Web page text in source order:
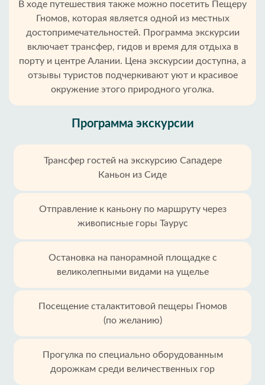
В ходе путешествия также можно посетить Пещеру
Гномов, которая является одной из местных
достопримечательностей. Программа экскурсии
включает трансфер, гидов и время для отдыха в
порту и центре Алании. Цена экскурсии доступна, а
отзывы туристов подчеркивают уют и красивое
окружение этого природного уголка.
Программа экскурсии
Трансфер гостей на экскурсию Сападере
Каньон из Сиде
Отправление к каньону по маршруту через
живописные горы Таурус
Остановка на панорамной площадке с
великолепными видами на ущелье
Посещение сталактитовой пещеры Гномов
(по желанию)
Прогулка по специально оборудованным
дорожкам среди величественных гор